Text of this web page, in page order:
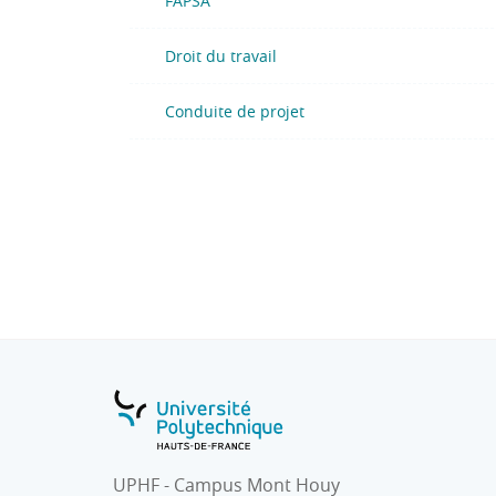
Droit du travail
Conduite de projet
UPHF - Campus Mont Houy